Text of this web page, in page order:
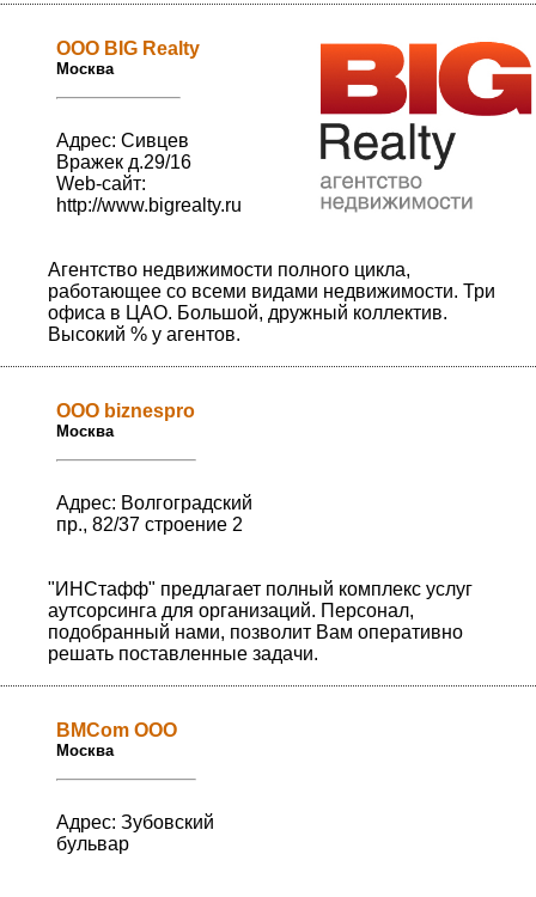
ООО BIG Realty
Москва
Адрес: Сивцев
Вражек д.29/16
Web-сайт:
http://www.bigrealty.ru
Агентство недвижимости полного цикла,
работающее со всеми видами недвижимости. Три
офиса в ЦАО. Большой, дружный коллектив.
Высокий % у агентов.
ООО biznespro
Москва
Адрес: Волгоградский
пр., 82/37 строение 2
"ИНСтафф" предлагает полный комплекс услуг
аутсорсинга для организаций. Персонал,
подобранный нами, позволит Вам оперативно
решать поставленные задачи.
BMCom ООО
Москва
Адрес: Зубовский
бульвар